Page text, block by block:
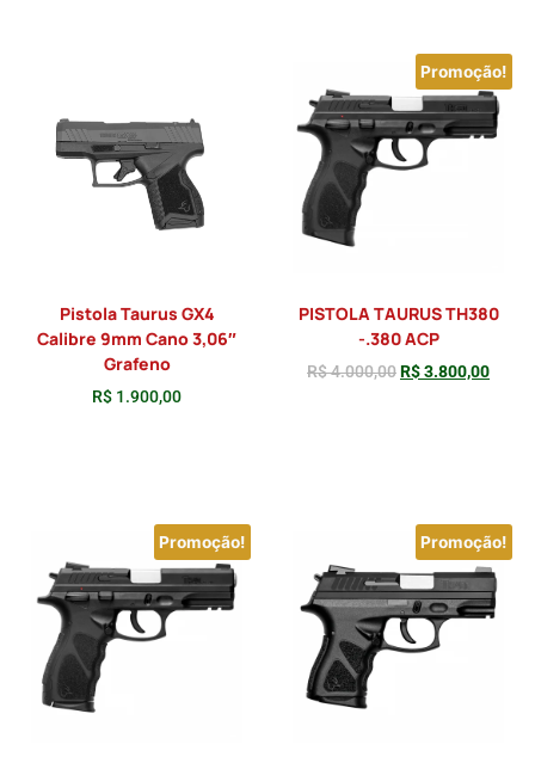
Pistola Taurus GX4
Calibre 9mm Cano 3,06″
Grafeno
R$ 1.900,00
Promoção!
PISTOLA TAURUS TH380
-.380 ACP
R$4.000,00R$3.800,00
Promoção! Promoção!